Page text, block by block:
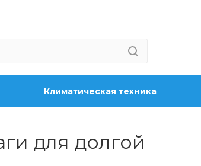
Климатическая техника
для долгой